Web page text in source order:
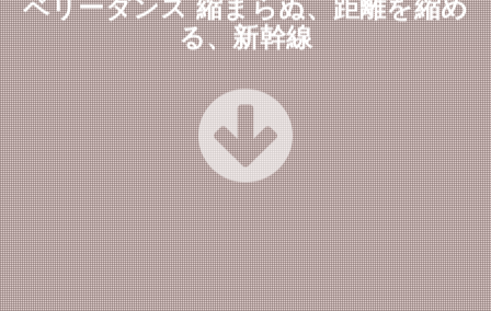
ベリーダンス 縮まらぬ、距離を縮め
る、新幹線